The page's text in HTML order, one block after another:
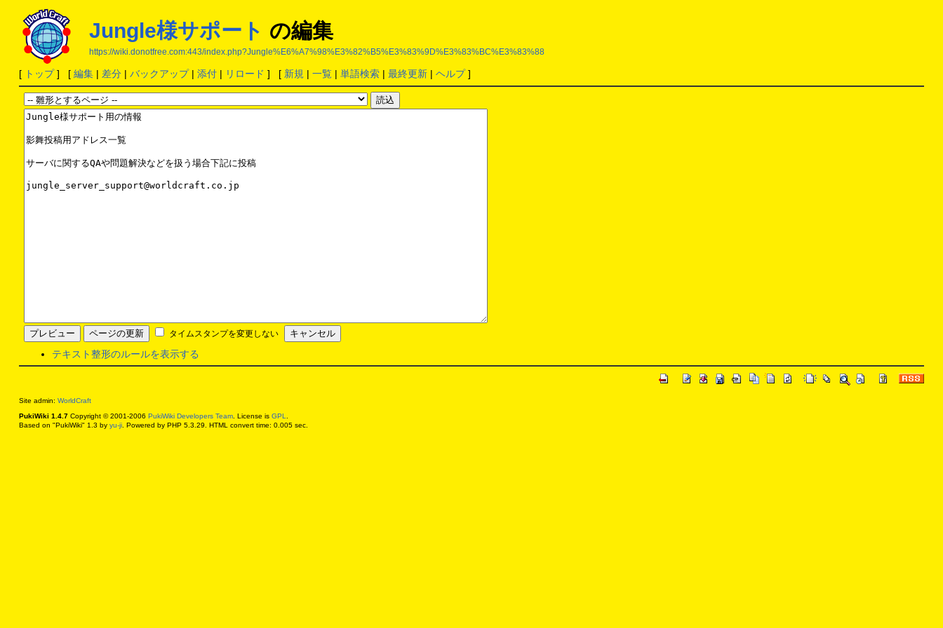
Jungle様サポート の編集
https://wiki.donotfree.com:443/index.php?Jungle%E6%A7%98%E3%82%B5%E3%83%9D%E3%83%BC%E3%83%88
[ トップ] [ 編集| 差分| バックアップ| 添付| リロード ] [ 新規 | 一覧| 単語検索| 最終更新| ヘルプ]
タイムスタンプを変更しない
テキスト整形のルールを表示する
Site admin: WorldCraft
PukiWiki 1.4.7Copyright © 2001-2006 PukiWiki Developers Team. License is GPL
Based on "PukiWiki" 1.3 by yu-ji. Powered by PHP 5.3.29. HTML convert time: 0.005 sec.